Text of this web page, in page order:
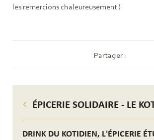
ÉPICERIE SOLIDAIRE - LE
DRINK DU KOTIDIEN, L'ÉPICERIE
les remercions chaleureusement !
Partager :